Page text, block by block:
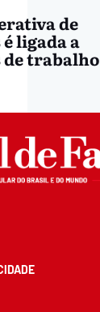
de
ligada a
de trabalho